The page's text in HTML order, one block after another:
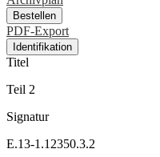
Bestellen
PDF-Export
Identifikation
Titel
Teil 2
Signatur
E.13-1.12350.3.2